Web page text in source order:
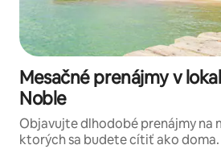
Mesačné prenájmy v
Noble
Objavujte dlhodobé prenájmy na
ktorých sa budete cítiť ako doma.